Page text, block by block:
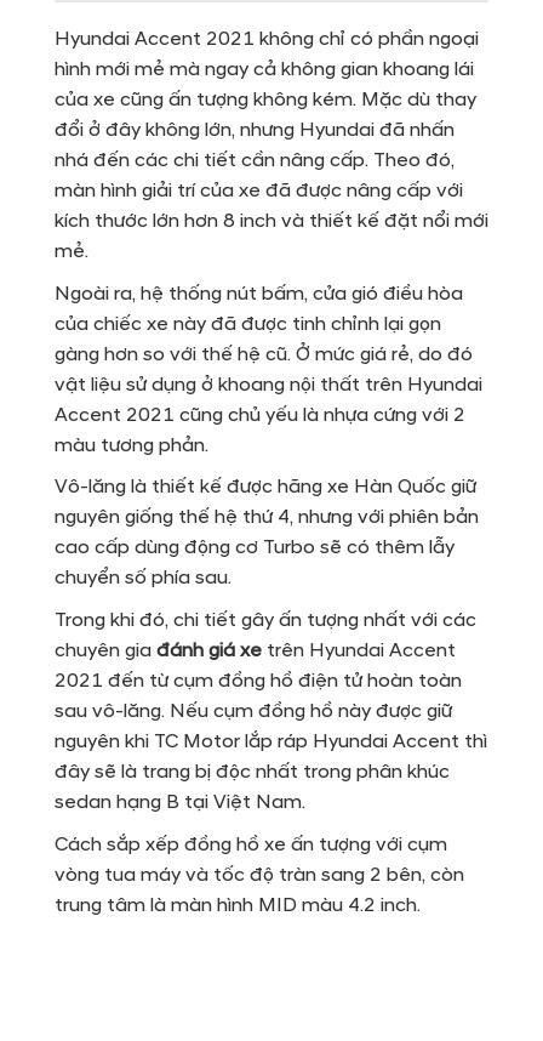
Hyundai Accent 2021 không chỉ có phần ngoại
hình mới mẻ mà ngay cả không gian khoang lái
của xe cũng ấn tượng không kém. Mặc dù thay
đổi ở đây không lớn, nhưng Hyundai đã nhấn
nhá đến các chi tiết cần nâng cấp. Theo đó,
màn hình giải trí của xe đã được nâng cấp với
kích thước lớn hơn 8 inch và thiết kế đặt nổi mới
mẻ.
Ngoài ra, hệ thống nút bấm, cửa gió điều hòa
của chiếc xe này đã được tinh chỉnh lại gọn
gàng hơn so với thế hệ cũ. Ở mức giá rẻ, do đó
vật liệu sử dụng ở khoang nội thất trên Hyundai
Accent 2021 cũng chủ yếu là nhựa cứng với 2
màu tương phản.
Vô-lăng là thiết kế được hãng xe Hàn Quốc giữ
nguyên giống thế hệ thứ 4, nhưng với phiên bản
cao cấp dùng động cơ Turbo sẽ có thêm lẫy
chuyển số phía sau.
Trong khi đó, chi tiết gây ấn tượng nhất với các
chuyên gia đánh giá xetrên Hyundai Accent
2021 đến từ cụm đồng hồ điện tử hoàn toàn
sau vô-lăng. Nếu cụm đồng hồ này được giữ
nguyên khi TC Motor lắp ráp Hyundai Accent thì
đây sẽ là trang bị độc nhất trong phân khúc
sedan hạng B tại Việt Nam.
Cách sắp xếp đồng hồ xe ấn tượng với cụm
vòng tua máy và tốc độ tràn sang 2 bên, còn
trung tâm là màn hình MID màu 4.2 inch.